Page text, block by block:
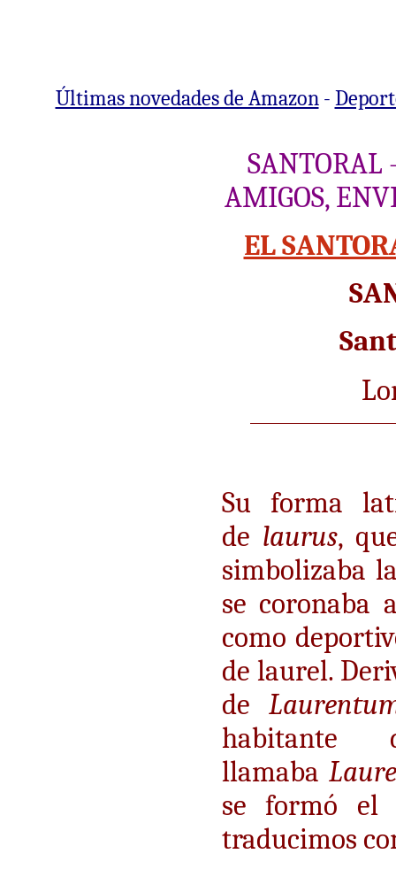
Últimas novedades de Amazon-
SANTORAL
AMIGOS,
EL
Su forma
de laurus,
simbolizaba
se coronaba
como
de laurel.
de
llamaba
se formó el
traducimos